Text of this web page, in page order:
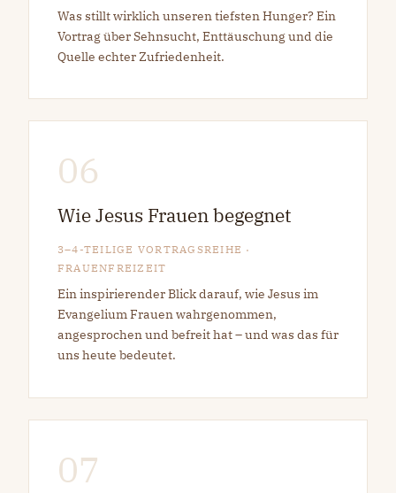
Was stillt wirklich unseren tiefsten Hunger? Ein
Vortrag über Sehnsucht, Enttäuschung und die
Quelle echter Zufriedenheit.
06
Wie Jesus Frauen begegnet
3–4-TEILIGE VORTRAGSREIHE ·
FRAUENFREIZEIT
Ein inspirierender Blick darauf, wie Jesus im
Evangelium Frauen wahrgenommen,
angesprochen und befreit hat – und was das für
uns heute bedeutet.
07